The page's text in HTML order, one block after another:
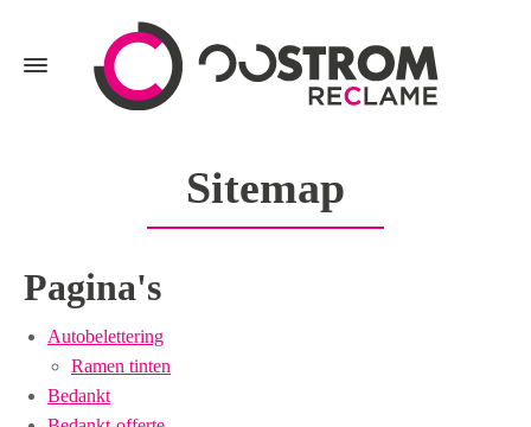
Sitemap
Pagina's
Autobelettering
Ramen tinten
Bedankt